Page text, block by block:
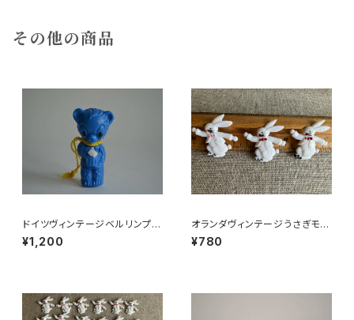
その他の商品
ドイツヴィンテージベルリンプラ
ベア青215
¥1,200
オランダヴィンテージうさぎモチ
ーフプラパーツ30個セットNo14
9
¥780